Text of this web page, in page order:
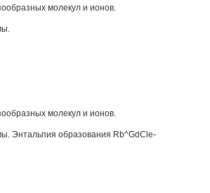
молекул и ионов.
молекул и ионов.
Энтальпия образования Rb^GdCle-